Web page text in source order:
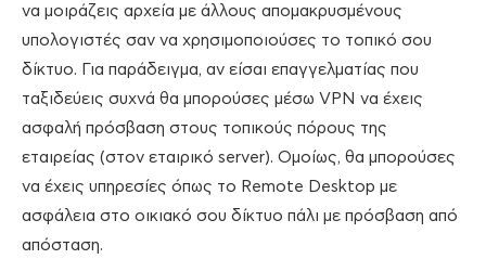
να μοιράζεις αρχεία με άλλους απομακρυσμένους
υπολογιστές σαν να χρησιμοποιούσες το τοπικό σου
δίκτυο. Για παράδειγμα, αν είσαι επαγγελματίας που
ταξιδεύεις συχνά θα μπορούσες μέσω VPN να έχεις
ασφαλή πρόσβαση στους τοπικούς πόρους της
εταιρείας (στον εταιρικό server). Ομοίως, θα μπορούσες
να έχεις υπηρεσίες όπως το Remote Desktop με
ασφάλεια στο οικιακό σου δίκτυο πάλι με πρόσβαση από
απόσταση.